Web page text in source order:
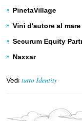
PinetaVillage
Vini d'autore al mare
Securum Equity
Naxxar
Vedi tutto Identity